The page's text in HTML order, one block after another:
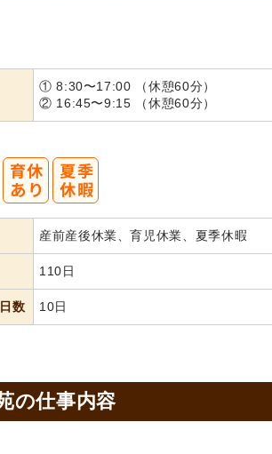
① 8:30〜17:00 （休憩60分）
② 16:45〜9:15 （休憩60分）
産前産後休業、育児休業、夏季休暇
110日
数 10日
の仕事内容